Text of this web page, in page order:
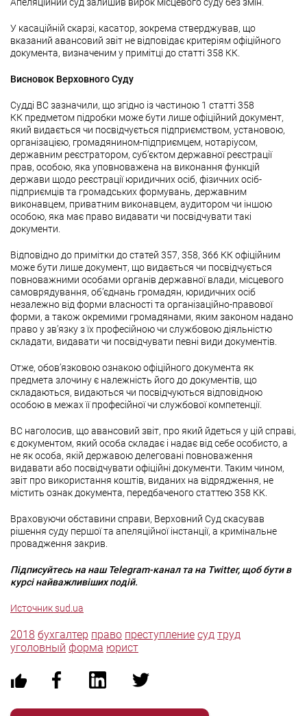
У касаційній скарзі, касатор, зокрема стверджував, що
вказаний авансовий звіт не відповідає критеріям офіційного
документа, визначеним у примітці до статті 358 КК.
Висновок Верховного Суду
Судді ВС зазначили, що згідно із частиною 1 статті 358
КК предметом підробки може бути лише офіційний документ,
який видається чи посвідчується підприємством, установою,
організацією, громадянином-підприємцем, нотаріусом,
державним реєстратором, суб’єктом державної реєстрації
прав, особою, яка уповноважена на виконання функцій
держави щодо реєстрації юридичних осіб, фізичних осіб-
підприємців та громадських формувань, державним
виконавцем, приватним виконавцем, аудитором чи іншою
особою, яка має право видавати чи посвідчувати такі
документи.
Відповідно до примітки до статей 357, 358, 366 КК офіційним
може бути лише документ, що видається чи посвідчується
повноважними особами органів державної влади, місцевого
самоврядування, об’єднань громадян, юридичних осіб
незалежно від форми власності та організаційно-правової
форми, а також окремими громадянами, яким законом надано
право у зв’язку з їх професійною чи службовою діяльністю
складати, видавати чи посвідчувати певні види документів.
Отже, обов’язковою ознакою офіційного документа як
предмета злочину є належність його до документів, що
складаються, видаються чи посвідчуються відповідною
особою в межах її професійної чи службової компетенції.
ВС наголосив, що авансовий звіт, про який йдеться у цій справі,
є документом, який особа складає і надає від себе особисто, а
не як особа, якій державою делеговані повноваження
видавати або посвідчувати офіційні документи. Таким чином,
звіт про використання коштів, виданих на відрядження, не
містить ознак документа, передбаченого статтею 358 КК.
Враховуючи обставини справи, Верховний Суд скасував
рішення суду першої та апеляційної інстанції, а кримінальне
провадження закрив.
Підписуйтесь на наш Telegram-канал та на Twitter, щоб бути в
курсі найважливіших подій.
Источник sud.ua
2018 бухгалтер право преступление суд труд
уголовный форма юрист